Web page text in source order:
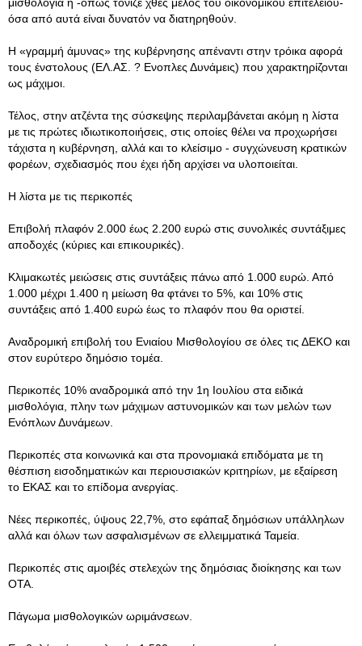
όσα από αυτά είναι δυνατόν να διατηρηθούν.
Η «γραμμή άμυνας» της κυβέρνησης απέναντι στην τρόικα αφορά
τους ένστολους (ΕΛ.ΑΣ. ? Ενοπλες Δυνάμεις) που χαρακτηρίζονται
ως μάχιμοι.
Τέλος, στην ατζέντα της σύσκεψης περιλαμβάνεται ακόμη η λίστα
με τις πρώτες ιδιωτικοποιήσεις, στις οποίες θέλει να προχωρήσει
τάχιστα η κυβέρνηση, αλλά και το κλείσιμο - συγχώνευση κρατικών
φορέων, σχεδιασμός που έχει ήδη αρχίσει να υλοποιείται.
Η λίστα με τις περικοπές
Επιβολή πλαφόν 2.000 έως 2.200 ευρώ στις συνολικές συντάξιμες
αποδοχές (κύριες και επικουρικές).
Κλιμακωτές μειώσεις στις συντάξεις πάνω από 1.000 ευρώ. Από
1.000 μέχρι 1.400 η μείωση θα φτάνει το 5%, και 10% στις
συντάξεις από 1.400 ευρώ έως το πλαφόν που θα οριστεί.
Αναδρομική επιβολή του Ενιαίου Μισθολογίου σε όλες τις ΔΕΚΟ και
στον ευρύτερο δημόσιο τομέα.
Περικοπές 10% αναδρομικά από την 1η Ιουλίου στα ειδικά
μισθολόγια, πλην των μάχιμων αστυνομικών και των μελών των
Ενόπλων Δυνάμεων.
Περικοπές στα κοινωνικά και στα προνομιακά επιδόματα με τη
θέσπιση εισοδηματικών και περιουσιακών κριτηρίων, με εξαίρεση
το ΕΚΑΣ και το επίδομα ανεργίας.
Νέες περικοπές, ύψους 22,7%, στο εφάπαξ δημόσιων υπάλληλων
αλλά και όλων των ασφαλισμένων σε ελλειμματικά Ταμεία.
Περικοπές στις αμοιβές στελεχών της δημόσιας διοίκησης και των
ΟΤΑ.
Πάγωμα μισθολογικών ωριμάνσεων.